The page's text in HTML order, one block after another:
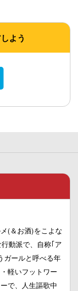
よう
(＆お酒)をこよな
動派で、自称｢ア
ガールと呼べる年
軽いフットワー
で、人生謳歌中